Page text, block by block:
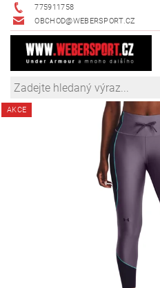
775911758
OBCHOD@WEBERSPORT.CZ
AKCE